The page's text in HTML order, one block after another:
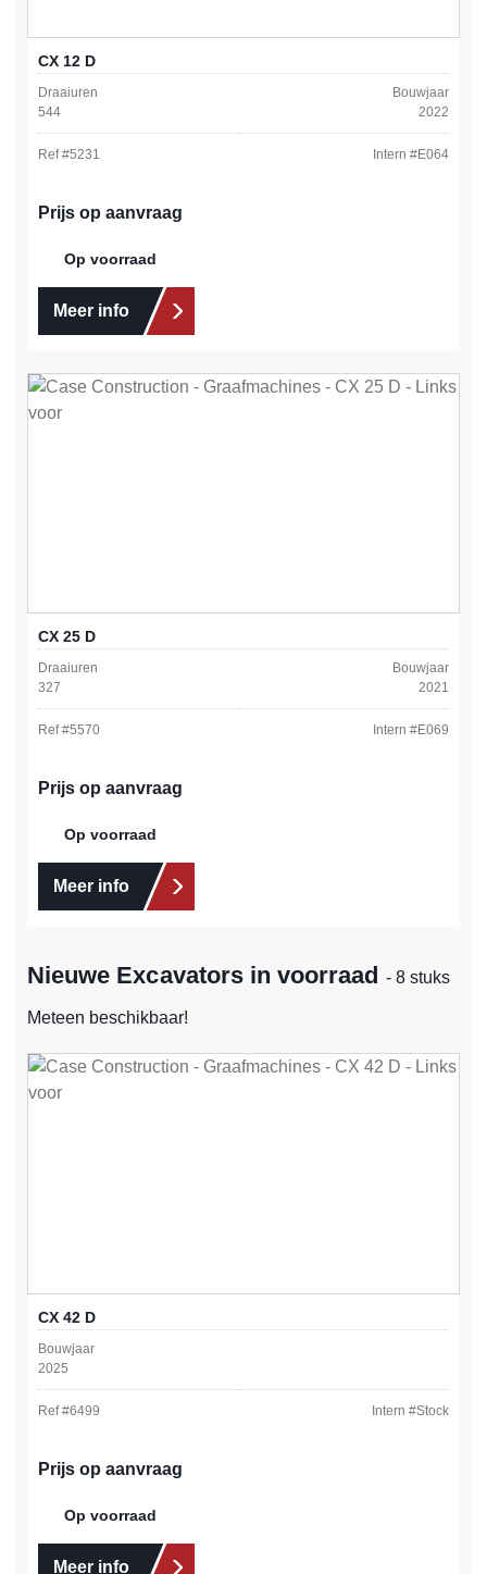
CX 12 D
Draaiuren
544
Bouwjaar
2022
Ref #5231 Intern #E064
Prijs op aanvraag
Op voorraad
Meer info
CX 25 D
Draaiuren
327
Bouwjaar
2021
Ref #5570 Intern #E069
Prijs op aanvraag
Op voorraad
Meer info
Nieuwe Excavators in voorraad - 8 stuks
Meteen beschikbaar!
CX 42 D
Bouwjaar
2025
Ref #6499 Intern #Stock
Prijs op aanvraag
Op voorraad
Meer info